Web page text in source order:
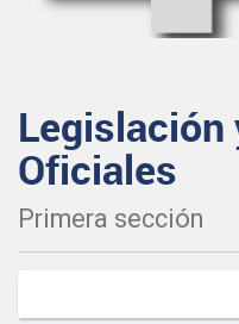
Legislación
Oficiales
Primera sección